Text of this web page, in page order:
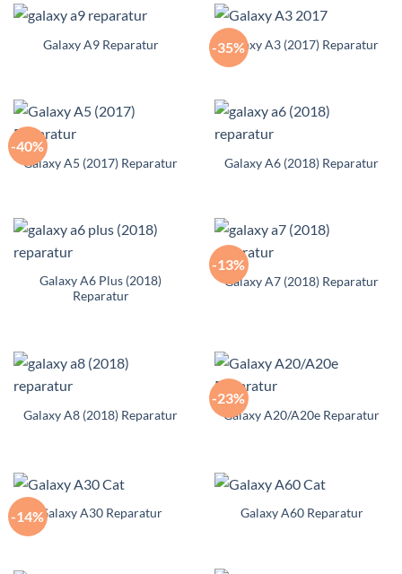
Galaxy A9 Reparatur -35%
Galaxy A3 (2017) Reparatur
-40%
Galaxy A5 (2017) Reparatur Galaxy A6 (2018) Reparatur
Galaxy A6 Plus (2018)
Reparatur
-13%
Galaxy A7 (2018) Reparatur
Galaxy A8 (2018) Reparatur
-23%
Galaxy A20/A20e Reparatur
-14%Galaxy A30 Reparatur Galaxy A60 Reparatur